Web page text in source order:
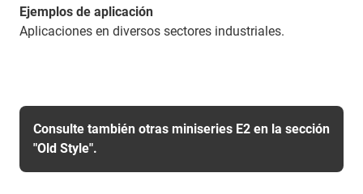
Ejemplos de aplicación
Aplicaciones en diversos sectores industriales.
Consulte también otras miniseries E2 en la sección
"Old Style".